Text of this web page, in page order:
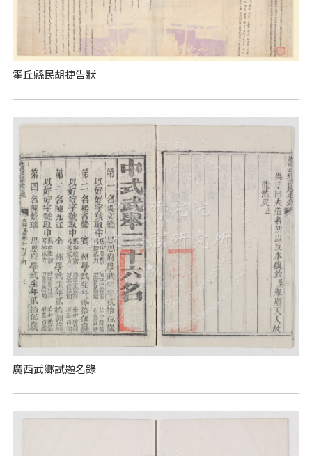
霍丘縣民胡捷告狀
廣西武鄉試題名錄